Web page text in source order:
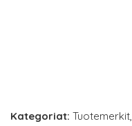
Kategoriat: Tuotemerkit,